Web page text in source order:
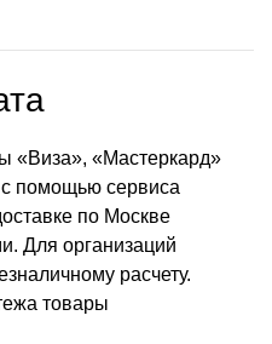
«Виза», «Мастеркард»
помощью сервиса
по Москве
Для организаций
расчету.
товары